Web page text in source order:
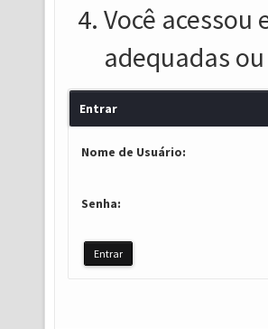
Você
adequadas
Entrar
Nome de Usuário:
Senha: